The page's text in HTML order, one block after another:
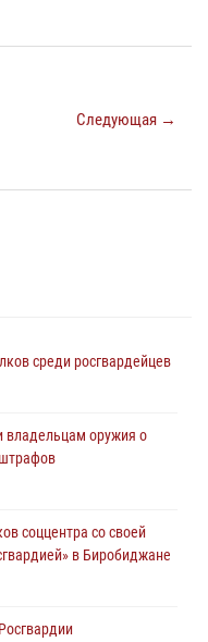
Следующая →
среди росгвардейцев
владельцам оружия о
соццентра со своей
в Биробиджане